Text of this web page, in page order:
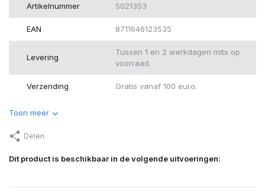
Artikelnummer S021353
EAN 8711646123535
Levering
Tussen 1 en 2 werkdagen mits op
voorraad.
Verzending Gratis vanaf 100 euro.
Toon meer
Delen
Dit product is beschikbaar in de volgende uitvoeringen: